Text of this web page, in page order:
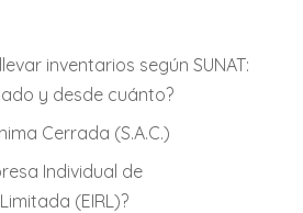
inventarios según SUNAT:
y desde cuánto?
Cerrada (S.A.C.)
Individual de
(EIRL)?